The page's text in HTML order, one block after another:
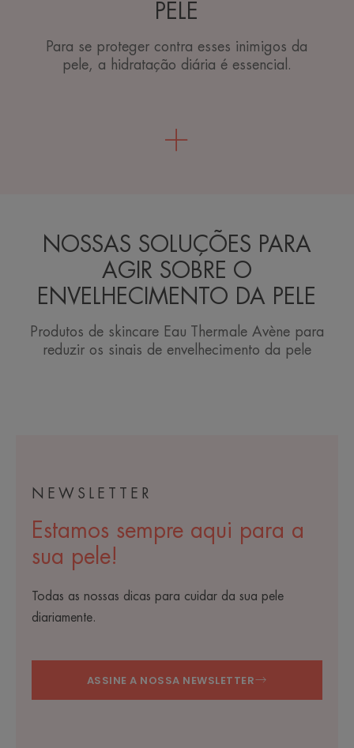
PELE
Para se proteger contra esses inimigos da
pele, a hidratação diária é essencial.
NOSSAS SOLUÇÕES PARA
AGIR SOBRE O
ENVELHECIMENTO DA PELE
Produtos de skincare Eau Thermale Avène para
reduzir os sinais de envelhecimento da pele
NEWSLETTER
Estamos sempre aqui para a
sua pele!
Todas as nossas dicas para cuidar da sua pele
diariamente.
ASSINE A NOSSA NEWSLETTER